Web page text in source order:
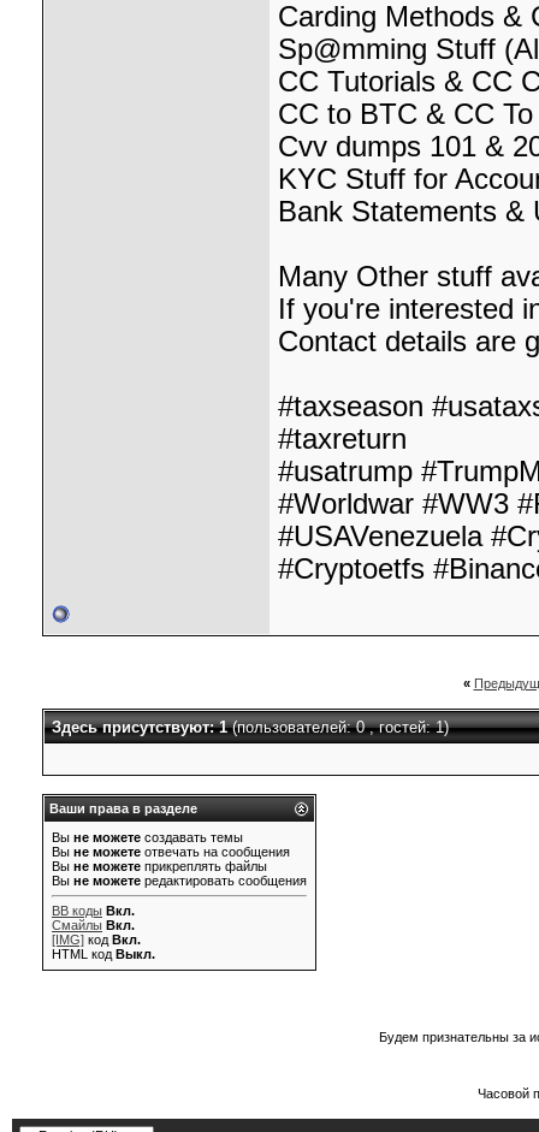
Carding Methods &
Sp@mming Stuff
CC Tutorials & CC
CC to BTC & CC
Cvv dumps 101 &
KYC Stuff for
Bank Statements &
Many Other stuff
If you're interested
Contact details are
#taxseason
#taxreturn
#usatrump
#Worldwar #WW3
#USAVenezuela
#Cryptoetfs
«
Здесь присутствуют: 1(пользователей: 0 , гостей: 1)
Ваши права в разделе
Вы не можете создавать темы
Вы не можете отвечать на сообщения
Вы не можете прикреплять файлы
Вы не можете редактировать сообщения
BB коды Вкл.
Смайлы Вкл.
[IMG] код Вкл.
HTML код Выкл.
Будем признательны за
Часовой